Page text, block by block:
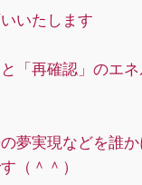
いたします
「再確認」のエ
夢実現などを誰
（＾＾）